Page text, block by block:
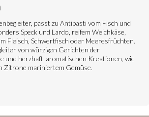
passt zu Antipasti vom Fisch und
Speck und Lardo, reifem Weichkäse,
Fleisch, Schwertfisch oder Meeresfrüchten.
von würzigen Gerichten der
und herzhaft-aromatischen Kreationen, wie
Zitrone mariniertem Gemüse.